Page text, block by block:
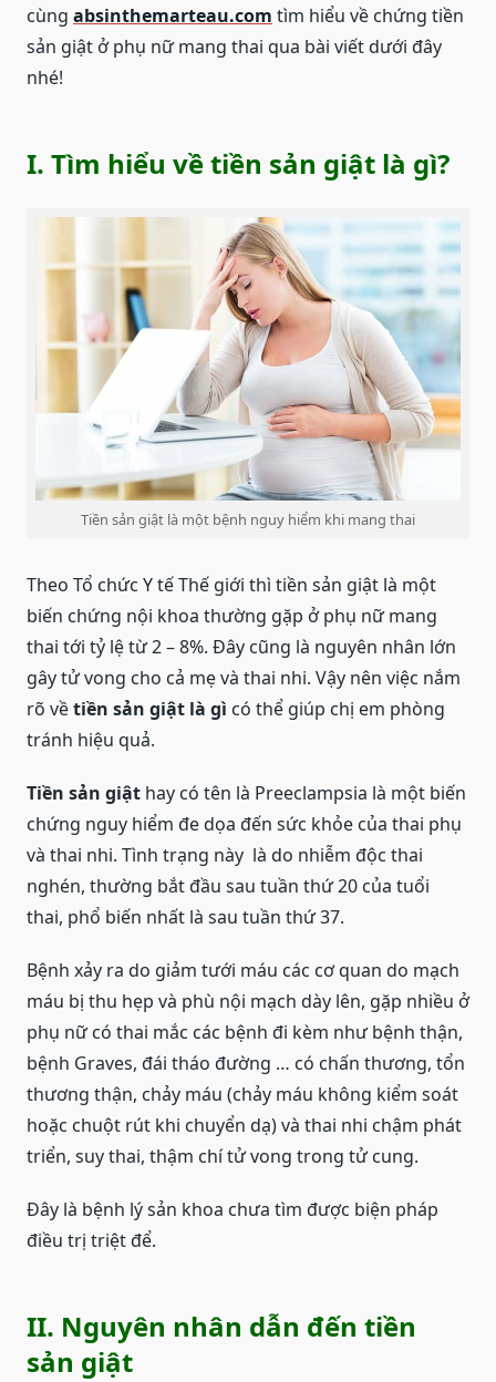
cùng absinthemarteau.com tìm hiểu về chứng tiền
sản giật ở phụ nữ mang thai qua bài viết dưới đây
nhé!
I. Tìm hiểu về tiền sản giật là gì?
Tiền sản giật là một bệnh nguy hiểm khi mang thai
Theo Tổ chức Y tế Thế giới thì tiền sản giật là một
biến chứng nội khoa thường gặp ở phụ nữ mang
thai tới tỷ lệ từ 2 – 8%. Đây cũng là nguyên nhân lớn
gây tử vong cho cả mẹ và thai nhi. Vậy nên việc nắm
rõ vềtiền sản giật là gì có thể giúp chị em phòng
tránh hiệu quả.
Tiền sản giật hay có tên là Preeclampsia là một biến
chứng nguy hiểm đe dọa đến sức khỏe của thai phụ
và thai nhi. Tình trạng này là do nhiễm độc thai
nghén, thường bắt đầu sau tuần thứ 20 của tuổi
thai, phổ biến nhất là sau tuần thứ 37.
Bệnh xảy ra do giảm tưới máu các cơ quan do mạch
máu bị thu hẹp và phù nội mạch dày lên, gặp nhiều ở
phụ nữ có thai mắc các bệnh đi kèm như bệnh thận,
bệnh Graves, đái tháo đường … có chấn thương, tổn
thương thận, chảy máu (chảy máu không kiểm soát
hoặc chuột rút khi chuyển dạ) và thai nhi chậm phát
triển, suy thai, thậm chí tử vong trong tử cung.
Đây là bệnh lý sản khoa chưa tìm được biện pháp
điều trị triệt để.
II. Nguyên nhân dẫn đến tiền
sản giật